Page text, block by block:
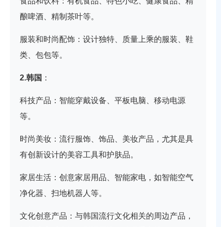
酿啤酒、精制茶叶等。
服装和时尚配饰：设计独特、质量上乘的服装、鞋
类、包包等。
2.韩国 ：
科技产品：智能穿戴设备、平板电脑、移动电源
等。
时尚美妆：流行服饰、饰品、美妆产品，尤其是具
有创新设计的美容工具和护肤品。
家居生活：创意家居用品、智能家电，如智能空气
净化器、扫地机器人等。
文化创意产品：与韩国流行文化相关的周边产品，